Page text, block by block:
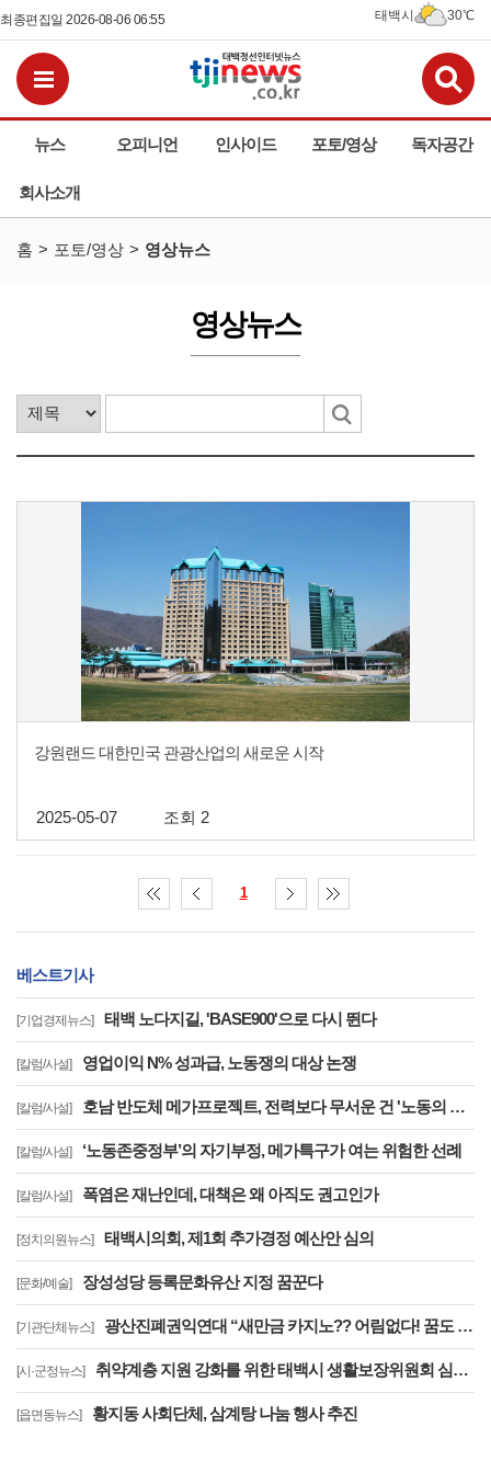
최종편집일 2026-08-06 06:55 태백시 30℃
뉴스 오피니언 인사이드 포토/영상 독자공간
회사소개
홈 포토/영상 영상뉴스
영상뉴스
강원랜드 대한민국 관광산업의 새로운 시작
2025-05-07 조회 2
1
베스트기사
[기업경제뉴스] 태백 노다지길, 'BASE900'으로 다시 뛴다
[칼럼/사설] 영업이익 N% 성과급, 노동쟁의 대상 논쟁
[칼럼/사설] 호남 반도체 메가프로젝트, 전력보다 무서운 건 '노동의 실종'이다
[칼럼/사설] ‘노동존중정부’의 자기부정, 메가특구가 여는 위험한 선례
[칼럼/사설] 폭염은 재난인데, 대책은 왜 아직도 권고인가
[정치의원뉴스] 태백시의회, 제1회 추가경정 예산안 심의
[문화/예술] 장성성당 등록문화유산 지정 꿈꾼다
[기관단체뉴스] 광산진폐권익연대 “새만금 카지노?? 어림없다! 꿈도 꾸지 마라!”
[시·군정뉴스] 취약계층 지원 강화를 위한 태백시 생활보장위원회 심의회 개최
[읍면동뉴스] 황지동 사회단체, 삼계탕 나눔 행사 추진